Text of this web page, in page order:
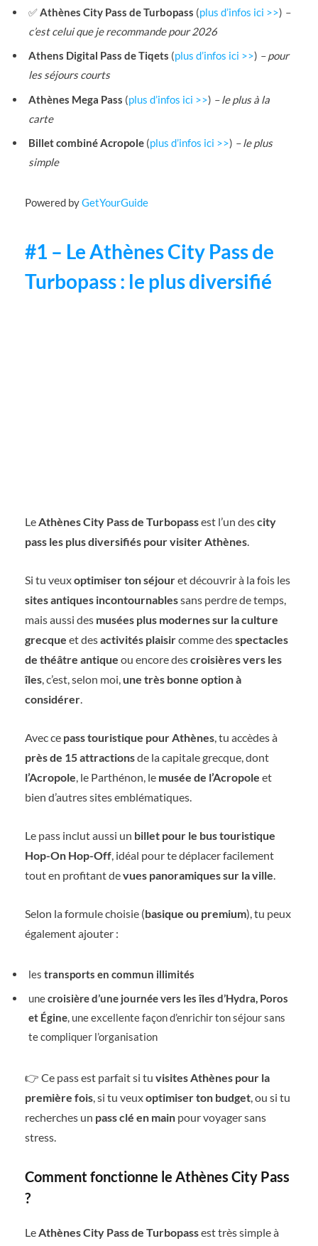
✅ Athènes City Pass de Turbopass (plus d’infos ici >>) –
c’est celui que je recommande pour 2026
Athens Digital Pass de Tiqets (plus d’infos ici >>) – pour
les séjours courts
Athènes Mega Pass (plus d’infos ici >>) – le plus à la
carte
Billet combiné Acropole (plus d’infos ici >>) – le plus
simple
Powered byGetYourGuide
#1 – Le Athènes City Pass de
Turbopass : le plus diversifié
Le Athènes City Pass de Turbopassest l’un descity
pass les plus diversifiés pour visiter Athènes
Si tu veuxoptimiser ton séjouret découvrir à la fois les
sites antiques incontournablessans perdre de temps,
mais aussi des musées plus modernes sur la culture
grecque et desactivités plaisircomme desspectacles
de théâtre antique ou encore descroisières vers les
îles , c’est, selon moi, une très bonne option à
considérer
Avec ce pass touristique pour Athènes , tu accèdes à
près de 15 attractionsde la capitale grecque, dont
l’Acropole , le Parthénon, le musée de l’Acropole et
bien d’autres sites emblématiques.
Le pass inclut aussi un billet pour le bus touristique
Hop-On Hop-Off , idéal pour te déplacer facilement
tout en profitant devues panoramiques sur la ville
Selon la formule choisie (basique ou premium), tu peux
également ajouter :
les transports en commun illimités
unecroisière d’une journée vers les îles d’Hydra, Poros
et Égine, une excellente façon d’enrichir ton séjour sans
te compliquer l’organisation
👉 Ce pass est parfait si tu visites Athènes pour la
première fois, si tu veuxoptimiser ton budget, ou si tu
recherches un pass clé en main pour voyager sans
stress.
Comment fonctionne le Athènes City Pass
?
LeAthènes City Pass de Turbopassest très simple à